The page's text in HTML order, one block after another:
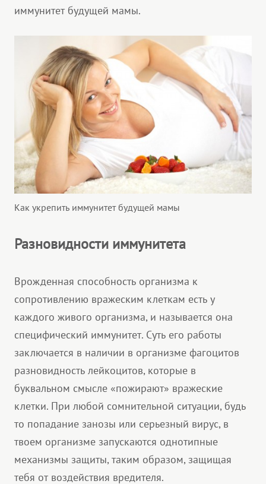
иммунитет будущей мамы.
Как укрепить иммунитет будущей мамы
Разновидности иммунитета
Врожденная способность организма к
сопротивлению вражеским клеткам есть у
каждого живого организма, и называется она
специфический иммунитет. Суть его работы
заключается в наличии в организме фагоцитов
разновидность лейкоцитов, которые в
буквальном смысле «пожирают» вражеские
клетки. При любой сомнительной ситуации, будь
то попадание занозы или серьезный вирус, в
твоем организме запускаются однотипные
механизмы защиты, таким образом, защищая
тебя от воздействия вредителя.